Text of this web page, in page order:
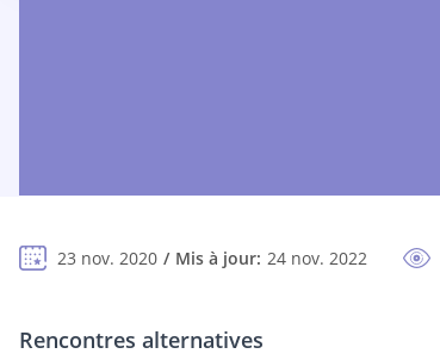
23 nov. 2020 Mis à jour: 24 nov. 2022
Rencontres alternatives